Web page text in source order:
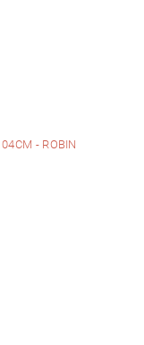
- ROBIN